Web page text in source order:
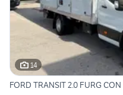
14
FORD TRANSIT 2.0 FURG